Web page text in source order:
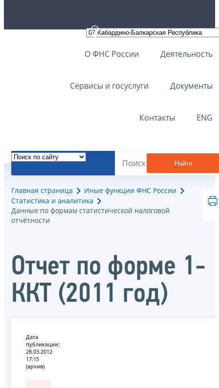
О ФНС России Деятельность
Сервисы и госуслуги Документы
Контакты ENG
Найти
Главная страница
Иные функции ФНС России
Статистика и аналитика
Данные по формам статистической налоговой
отчётности
Отчет по форме 1-
ККТ (2011 год)
Дата
публикации:
28.03.2012
17:15
(архив)